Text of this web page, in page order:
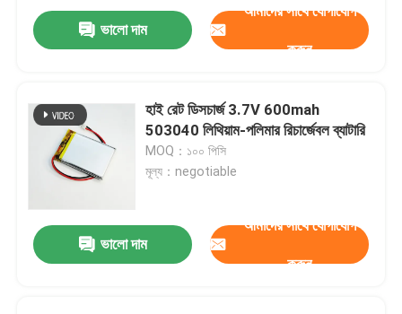
ভালো দাম
আমাদের সাথে যোগাযোগ
করুন
হাই রেট ডিসচার্জ 3.7V 600mah
503040 লিথিয়াম-পলিমার রিচার্জেবল ব্যাটারি
MOQ：১০০ পিসি
মূল্য：negotiable
ভালো দাম
আমাদের সাথে যোগাযোগ
করুন